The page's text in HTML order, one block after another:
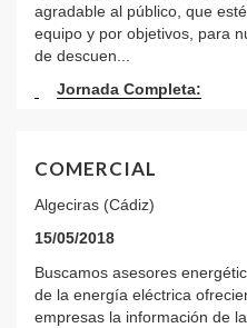
agradable al público, que
equipo y por objetivos, para
de descuen...
Jornada Completa:
COMERCIAL
Algeciras (Cádiz)
15/05/2018
Buscamos asesores
de la energía eléctrica
empresas la información de